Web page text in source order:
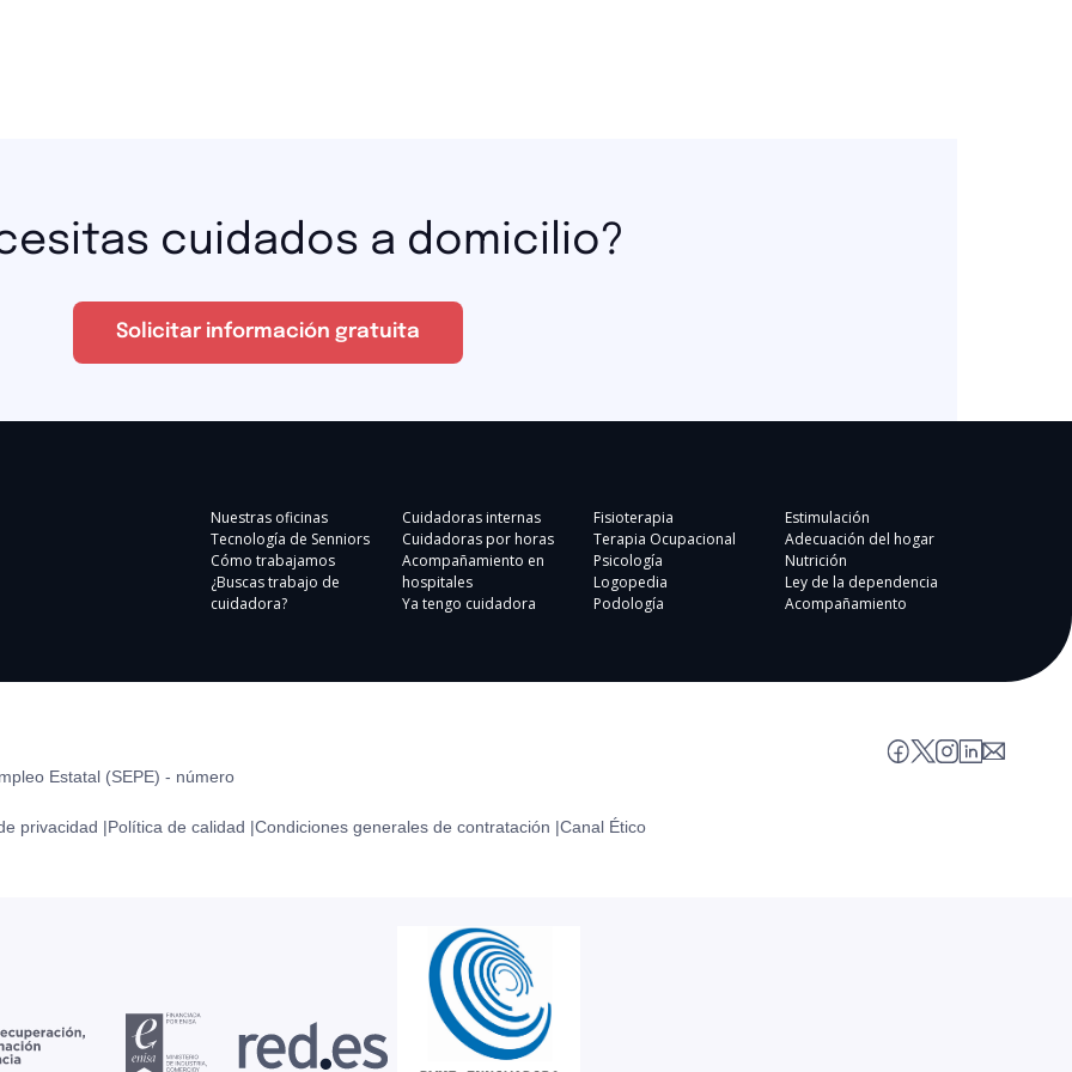
cuidados a domicilio?
Solicitar información gratuita
Nuestras oficinas
Tecnología de Senniors
Cómo trabajamos
¿Buscas trabajo de
cuidadora?
Cuidadoras internas
Cuidadoras por horas
Acompañamiento en
hospitales
Ya tengo cuidadora
Fisioterapia
Terapia Ocupacional
Psicología
Logopedia
Podología
Estimulación
Adecuación del hogar
Nutrición
Ley de la dependencia
Acompañamiento
Estatal (SEPE) - número
privacidad |Política de calidad |Condiciones generales de contratación |Canal Ético